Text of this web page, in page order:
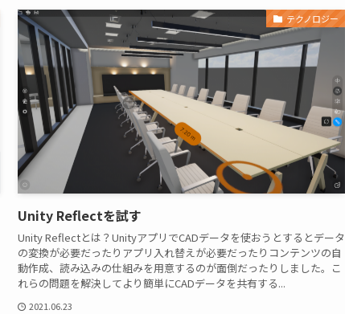
テクノロジー
Unity Reflectを試す
Unity Reflectとは？UnityアプリでCADデータを使おうとするとデータ
の変換が必要だったりアプリ入れ替えが必要だったりコンテンツの自
動作成、読み込みの仕組みを用意するのが面倒だったりしました。こ
れらの問題を解決してより簡単にCADデータを共有する...
2021.06.23